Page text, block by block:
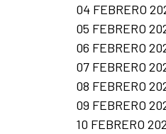
04 FEBRERO
05 FEBRERO
06 FEBRERO
07 FEBRERO
08 FEBRERO
09 FEBRERO
10 FEBRERO